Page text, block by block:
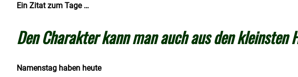
Ein Zitat zum Tage …
Den Charakter kann man auch aus den kleinsten
Namenstag haben heute